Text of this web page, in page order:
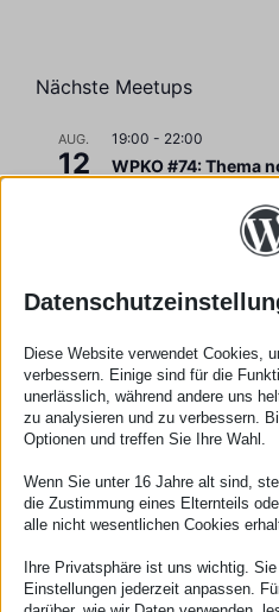
Nächste Meetups
AUG.
12
19:00 - 22:00
WPKO #74: Thema
Deutschsprachige
WP Meetup
WP Meetup Berlin
WP Meetup Bern
WP Meetup Bonn
WP Meetup
Diese Website verwendet Cookies,
verbessern. Einige sind für die
unerlässlich, während andere uns
zu analysieren und zu verbessern.
Optionen und treffen Sie Ihre Wahl.
Wenn Sie unter 16 Jahre alt sind,
die Zustimmung eines Elternteils
alle nicht wesentlichen Cookies
Ihre Privatsphäre ist uns wichtig.
Einstellungen jederzeit anpassen.